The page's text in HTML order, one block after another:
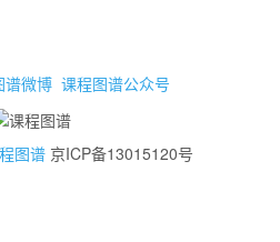
谱微博 课程图谱公众号
图谱京ICP备13015120号